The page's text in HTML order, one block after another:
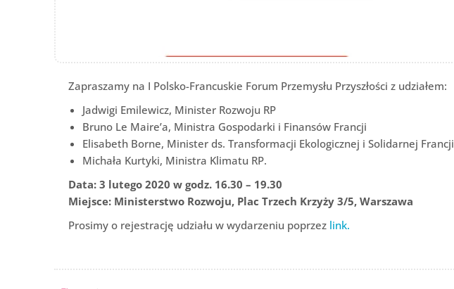
Zapraszamy na I Polsko-Francuskie Forum Przemysłu Przyszłości z udziałem:
Jadwigi Emilewicz, Minister Rozwoju RP
Bruno Le Maire’a, Ministra Gospodarki i Finansów Francji
Elisabeth Borne, Minister ds. Transformacji Ekologicznej i Solidarnej Francji
Michała Kurtyki, Ministra Klimatu RP.
Data: 3 lutego 2020 w godz. 16.30 – 19.30
Miejsce: Ministerstwo Rozwoju, Plac Trzech Krzyży 3/5, Warszawa
Prosimy o rejestrację udziału w wydarzeniu poprzez link.